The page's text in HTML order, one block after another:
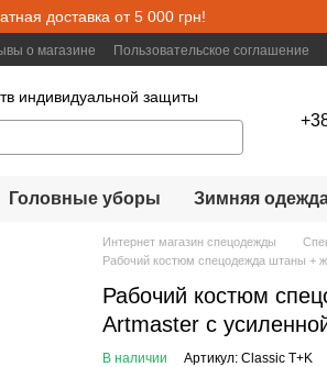
доставка от 5 000 грн!
о магазине Пользовательское соглашение
индивидуальной защиты
Головные уборы Зимняя
Интернет магазин спецодежды
Рабочий костюм спецодежда штаны +
Рабочий костюм
Artmaster с
В наличии Артикул: Classic T+K